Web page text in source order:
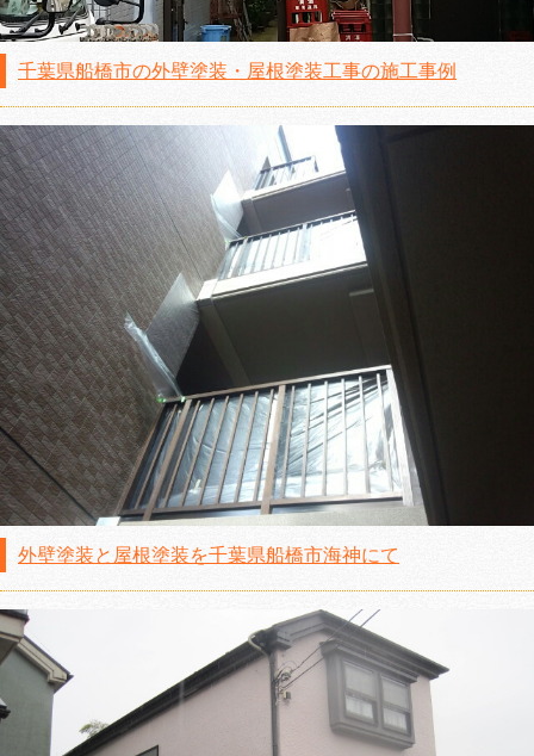
千葉県船橋市の外壁塗装・屋根塗装工事の施工事例
外壁塗装と屋根塗装を千葉県船橋市海神にて